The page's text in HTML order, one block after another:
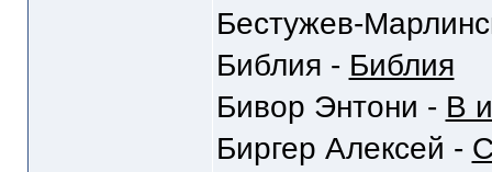
Бестужев-
Библия - Библия
Бивор Энтони - В
Биргер Алексей -